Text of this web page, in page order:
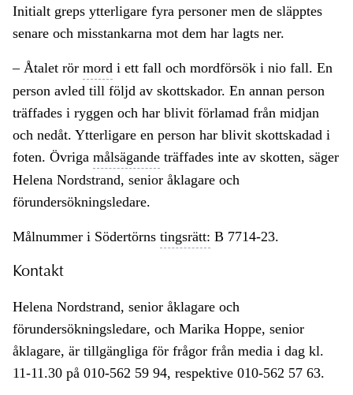
Initialt greps ytterligare fyra personer men de släpptes
senare och misstankarna mot dem har lagts ner.
– Åtalet rör mord i ett fall och mordförsök i nio fall. En
person avled till följd av skottskador. En annan person
träffades i ryggen och har blivit förlamad från midjan
och nedåt. Ytterligare en person har blivit skottskadad i
foten. Övriga målsägande träffades inte av skotten, säger
Helena Nordstrand, senior åklagare och
förundersökningsledare.
Målnummer i Södertörns tingsrätt: B 7714-23.
Kontakt
Helena Nordstrand, senior åklagare och
förundersökningsledare, och Marika Hoppe, senior
åklagare, är tillgängliga för frågor från media i dag kl.
11-11.30 på 010-562 59 94, respektive 010-562 57 63.